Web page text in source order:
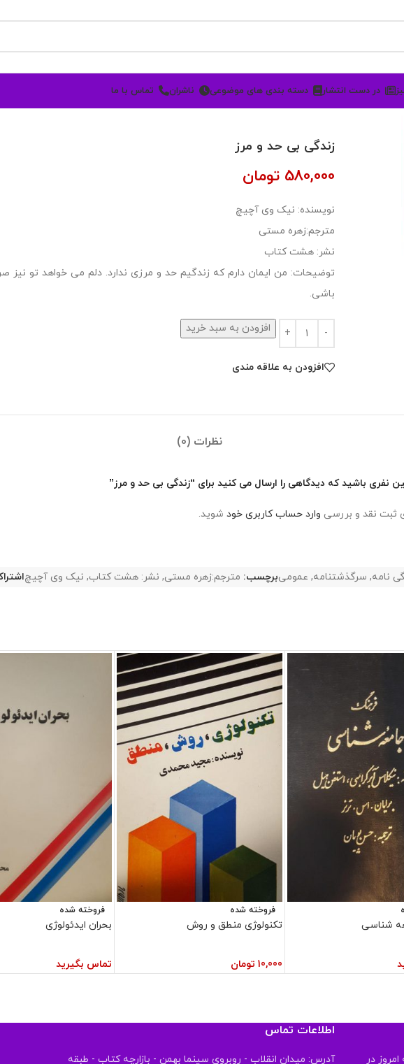
در دست انتشار دسته بندی های موضوعی ناشران تماس با ما
زندگی‌ بی حد و مرز
580,000 تومان
نویسنده: نیک وی آچیچ
مترجم:زهره مستی
نشر: هشت کتاب
توضیحات: من ایمان دارم که زندگیم حد و مرزی ندارد. دلم می خواهد تو
باشی.
افزودن به سبد خرید
افزودن به علاقه مندی
نظرات (0)
نفری باشید که دیدگاهی را ارسال می کنید برای “زندگی‌ بی حد و مرز”
ثبت نقد و بررسی وارد حساب کاربری خود شوید.
نامه, سرگذشتنامه, عمومیبرچسب: مترجم:زهره مستی, نشر: هشت کتاب, نیک وی آچیچ
شناسی
فروخته شده
تکنولوژی منطق و روش
10,000 تومان
فروخته شده
بحران ایدئولوژی
تماس بگیرید
تا به امروز در
اطلاعات تماس
آدرس: میدان انقلاب - روبروی سینما بهمن - بازارچه کتاب - طبقه